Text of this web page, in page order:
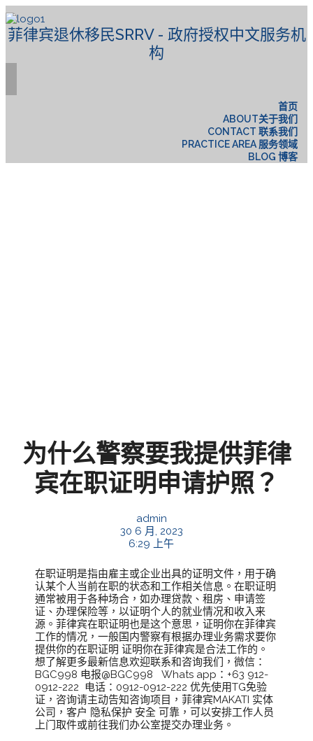
菲律宾退休移民SRRV - 政府授权中文服务机
构
首页
ABOUT关于我们
CONTACT 联系我们
PRACTICE AREA 服务领域
BLOG 博客
为什么警察要我提供菲律
宾在职证明申请护照？
admin
30 6 月, 2023
6:29 上午
在职证明是指由雇主或企业出具的证明文件，用于确
认某个人当前在职的状态和工作相关信息。在职证明
通常被用于各种场合，如办理贷款、租房、申请签
证、办理保险等，以证明个人的就业情况和收入来
源。菲律宾在职证明也是这个意思，证明你在菲律宾
工作的情况，一般国内警察有根据办理业务需求要你
提供你的在职证明 证明你在菲律宾是合法工作的。
想了解更多最新信息欢迎联系和咨询我们，微信：
BGC998 电报@BGC998 Whats app：+63 912-
0912-222 电话：0912-0912-222 优先使用TG免验
证，咨询请主动告知咨询项目，菲律宾MAKATI 实体
公司，客户 隐私保护 安全 可靠，可以安排工作人员
上门取件或前往我们办公室提交办理业务。